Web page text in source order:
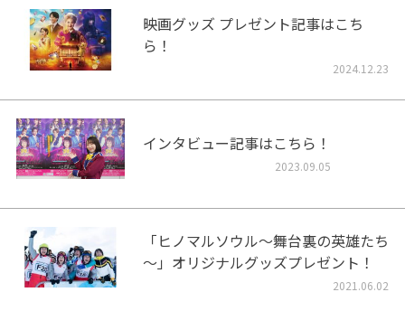
映画グッズ プレゼント記事はこち
ら！
2024.12.23
インタビュー記事はこちら！
2023.09.05
「ヒノマルソウル～舞台裏の英雄たち
～」オリジナルグッズプレゼント！
2021.06.02